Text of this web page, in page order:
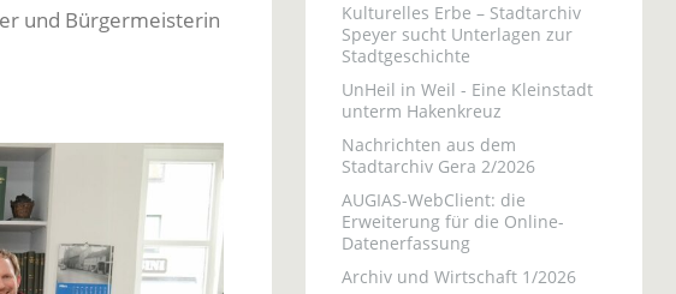
und Bürgermeisterin
Kulturelles Erbe – Stadtarchiv
Speyer sucht Unterlagen zur
Stadtgeschichte
UnHeil in Weil - Eine Kleinstadt
unterm Hakenkreuz
Nachrichten aus dem
Stadtarchiv Gera 2/2026
AUGIAS-WebClient: die
Erweiterung für die Online-
Datenerfassung
Archiv und Wirtschaft 1/2026